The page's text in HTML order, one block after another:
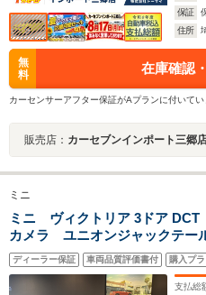
保証
住所
無
料
在庫確認
カーセンサーアフター保証がAプランに付いてい
販売店： カーセブンインポート三郷
ミニ
ミニ ヴィクトリア 3ドア
カメラ ユニオンジャックテ
ュアルエアコン フォグランプ
ル ヴィクトリア LEDヘッドラ
ディーラー保証 車両品質評価書付 購入プ
支払総